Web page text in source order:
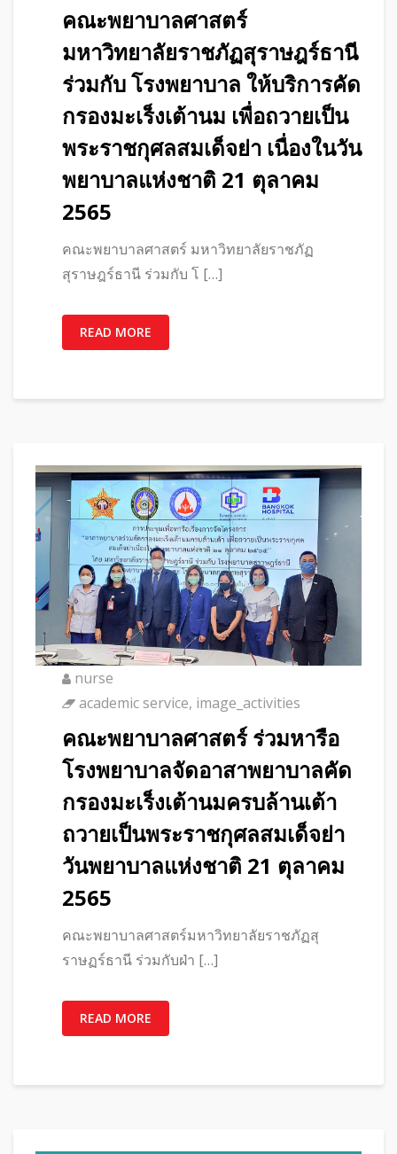
คณะพยาบาลศาสตร์
มหาวิทยาลัยราชภัฏสุราษฎร์ธานี
ร่วมกับ โรงพยาบาล ให้บริการคัด
กรองมะเร็งเต้านม เพื่อถวายเป็น
พระราชกุศลสมเด็จย่า เนื่องในวัน
พยาบาลแห่งชาติ 21 ตุลาคม
2565
คณะพยาบาลศาสตร์ มหาวิทยาลัยราชภัฏ
สุราษฎร์ธานี ร่วมกับ โ […]
READ MORE
nurse
academic service, image_activities
คณะพยาบาลศาสตร์ ร่วมหารือ
โรงพยาบาลจัดอาสาพยาบาลคัด
กรองมะเร็งเต้านมครบล้านเต้า
ถวายเป็นพระราชกุศลสมเด็จย่า
วันพยาบาลแห่งชาติ 21 ตุลาคม
2565
คณะพยาบาลศาสตร์มหาวิทยาลัยราชภัฏสุ
ราษฏร์ธานี ร่วมกับฝ่า […]
READ MORE